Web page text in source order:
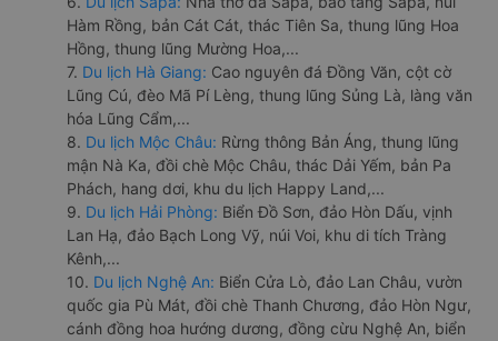
Hàm Rồng, bản Cát Cát, thác Tiên Sa, thung lũng Hoa
Hồng, thung lũng Mường Hoa,...
7. Du lịch Hà Giang: Cao nguyên đá Đồng Văn, cột cờ
Lũng Cú, đèo Mã Pí Lèng, thung lũng Sủng Là, làng văn
hóa Lũng Cẩm,...
8. Du lịch Mộc Châu: Rừng thông Bản Áng, thung lũng
mận Nà Ka, đồi chè Mộc Châu, thác Dải Yếm, bản Pa
Phách, hang dơi, khu du lịch Happy Land,...
9. Du lịch Hải Phòng: Biển Đồ Sơn, đảo Hòn Dấu, vịnh
Lan Hạ, đảo Bạch Long Vỹ, núi Voi, khu di tích Tràng
Kênh,...
10. Du lịch Nghệ An: Biển Cửa Lò, đảo Lan Châu, vườn
quốc gia Pù Mát, đồi chè Thanh Chương, đảo Hòn Ngư,
cánh đồng hoa hướng dương, đồng cừu Nghệ An, biển